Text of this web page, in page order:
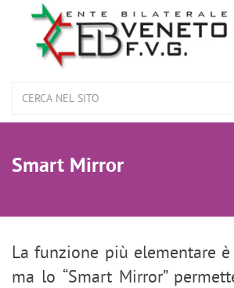
Smart Mirror
La funzione più elementare
ma lo “Smart Mirror”